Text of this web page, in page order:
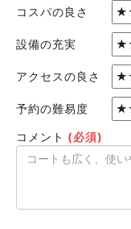
コスパの良さ
設備の充実
アクセスの良さ
予約の難易度
コメント (必須)